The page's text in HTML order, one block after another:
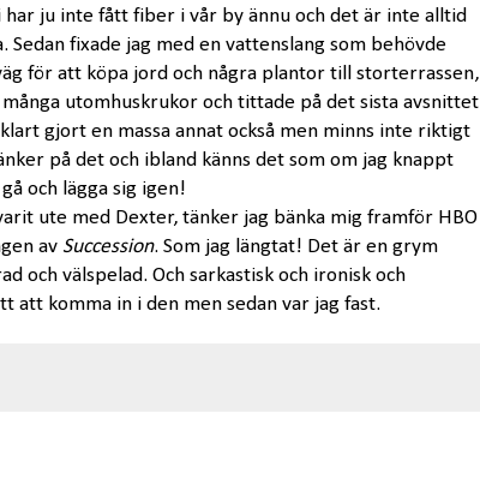
har ju inte fått fiber i vår by ännu och det är inte alltid
fixade jag med en vattenslang som behövde
för att köpa jord och några plantor till storterrassen,
utomhuskrukor och tittade på det sista avsnittet
klart gjort en massa annat också men minns inte riktigt
på det och ibland känns det som om jag knappt
och lägga sig igen!
ute med Dexter, tänker jag bänka mig framför HBO
av Succession. Som jag längtat! Det är en grym
och välspelad. Och sarkastisk och ironisk och
att komma in i den men sedan var jag fast.